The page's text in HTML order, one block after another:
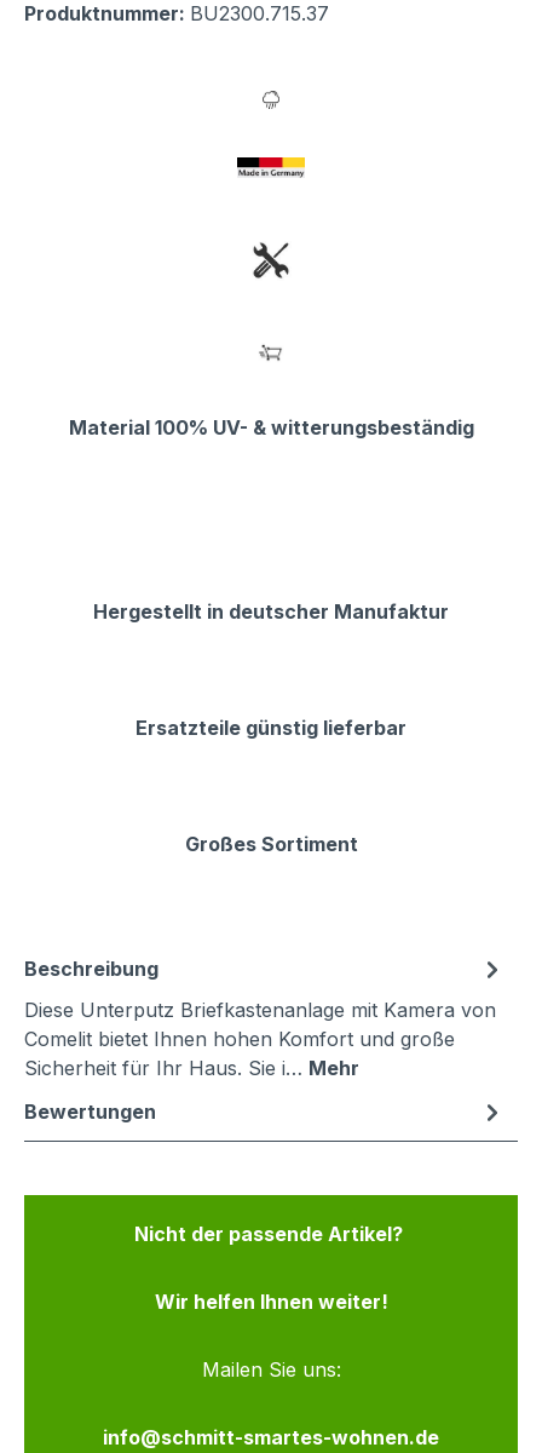
Produktnummer: BU2300.715.37
Material 100% UV- & witterungsbeständig
Hergestellt in deutscher Manufaktur
Ersatzteile günstig lieferbar
Großes Sortiment
Beschreibung
Diese Unterputz Briefkastenanlage mit Kamera von
Comelit bietet Ihnen hohen Komfort und große
Sicherheit für Ihr Haus. Sie i… Mehr
Bewertungen
Nicht der passende Artikel?
Wir helfen Ihnen weiter!
Mailen Sie uns:
info@schmitt-smartes-wohnen.de